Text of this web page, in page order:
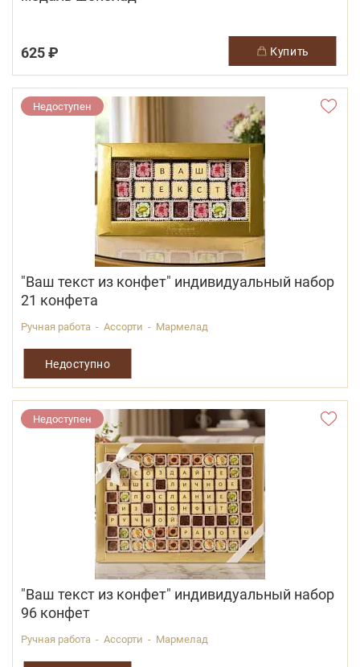
625 ₽ купить
Недоступен
"Ваш текст из конфет" индивидуальный набор
21 конфета
Ручная работа - Ассорти - Мармелад
Недоступно
Недоступен
"Ваш текст из конфет" индивидуальный набор
96 конфет
Ручная работа - Ассорти - Мармелад